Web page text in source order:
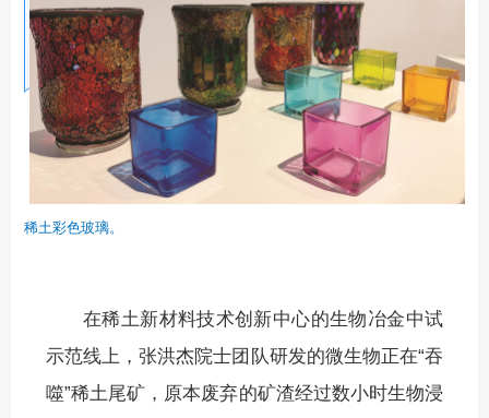
稀土彩色玻璃。
在稀土新材料技术创新中心的生物冶金中试
示范线上，张洪杰院士团队研发的微生物正在“吞
噬”稀土尾矿，原本废弃的矿渣经过数小时生物浸